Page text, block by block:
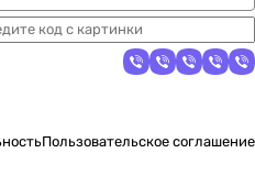
Пользовательское соглашение